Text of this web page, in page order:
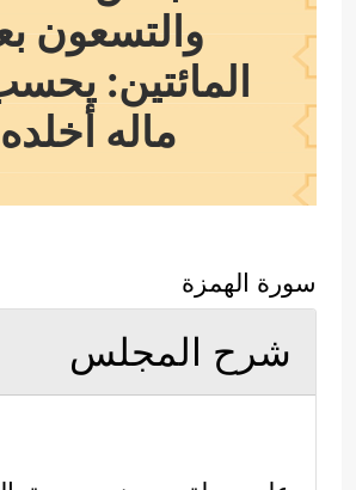
والتسعون
المائتين:
ماله أخلده
سورة الهمزة
شرح المجلس